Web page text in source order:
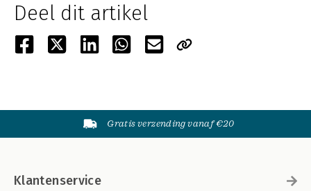
Deel dit artikel
Gratis verzending vanaf €20
Klantenservice